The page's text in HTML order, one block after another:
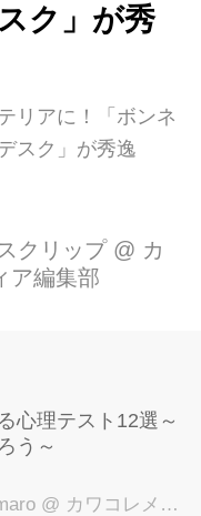
ク」が秀
リアに！「ボンネ
スク」が秀逸
クリップ @ カ
ア編集部
心理テスト12選～
う～
@ カワコレメディア編集部